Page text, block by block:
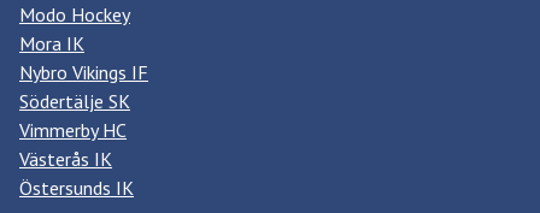
Modo Hockey
Mora IK
Nybro Vikings IF
Södertälje SK
Vimmerby HC
Västerås IK
Östersunds IK